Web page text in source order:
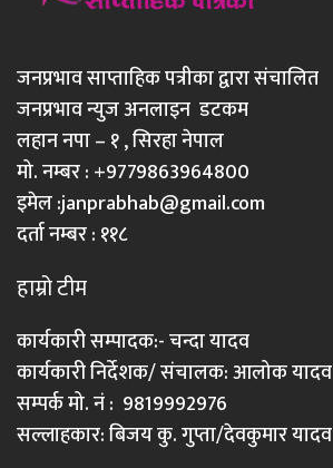
जनप्रभाव साप्ताहिक पत्रीका द्वारा संचालित
जनप्रभाव न्युज अनलाइन डटकम
लहान नपा – १ , सिरहा नेपाल
मो. नम्बर : +9779863964800
इमेल :janprabhab@gmail.com
दर्ता नम्बर : ११८
हाम्रो टीम
कार्यकारी सम्पादक:- चन्दा यादव
कार्यकारी निर्देशक/ संचालक: आलोक यादव
सम्पर्क मो. नं : 9819992976
सल्लाहकार: बिजय कु. गुप्ता/देवकुमार यादव